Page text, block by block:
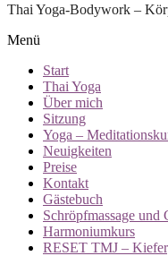
Thai Yoga-Bodywork –
Menü
Start
Thai Yoga
Über mich
Sitzung
Yoga –
Neuigkeiten
Preise
Kontakt
Gästebuch
Schröpfmassage und
Harmoniumkurs
RESET TMJ –